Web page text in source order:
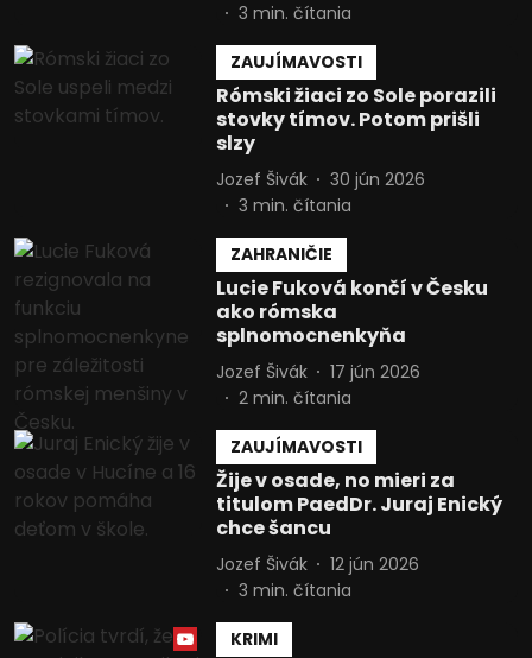
3 min. čítania
ZAUJÍMAVOSTI
Rómski žiaci zo Sole porazili
stovky tímov. Potom prišli
slzy
Jozef Šivák
30 jún 2026
3 min. čítania
ZAHRANIČIE
Lucie Fuková končí v Česku
ako rómska
splnomocnenkyňa
Jozef Šivák
17 jún 2026
2 min. čítania
ZAUJÍMAVOSTI
Žije v osade, no mieri za
titulom PaedDr. Juraj Enický
chce šancu
Jozef Šivák
12 jún 2026
3 min. čítania
KRIMI